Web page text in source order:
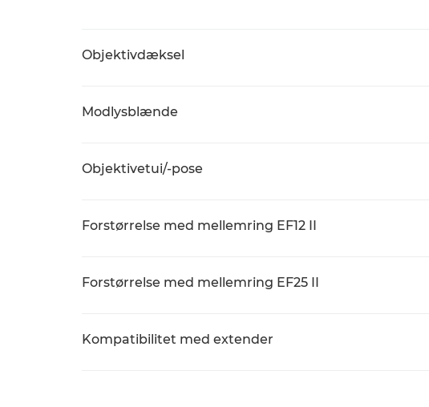
Objektivdæksel
Modlysblænde
Objektivetui/-pose
Forstørrelse med mellemring EF12 II
Forstørrelse med mellemring EF25 II
Kompatibilitet med extender